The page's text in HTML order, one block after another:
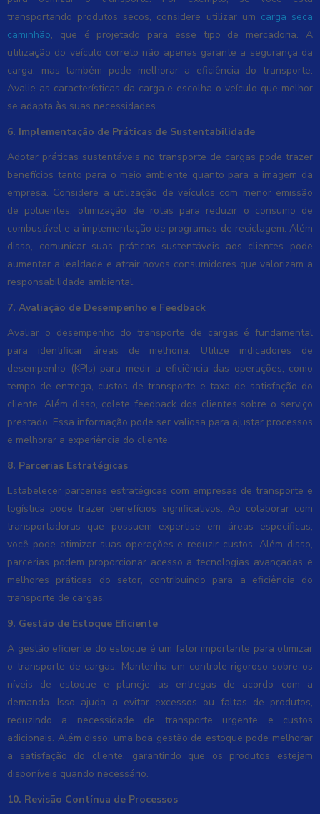
transportando produtos secos, considere utilizar um carga seca
caminhão, que é projetado para esse tipo de mercadoria. A
utilização do veículo correto não apenas garante a segurança da
carga, mas também pode melhorar a eficiência do transporte.
Avalie as características da carga e escolha o veículo que melhor
se adapta às suas necessidades.
6. Implementação de Práticas de Sustentabilidade
Adotar práticas sustentáveis no transporte de cargas pode trazer
benefícios tanto para o meio ambiente quanto para a imagem da
empresa. Considere a utilização de veículos com menor emissão
de poluentes, otimização de rotas para reduzir o consumo de
combustível e a implementação de programas de reciclagem. Além
disso, comunicar suas práticas sustentáveis aos clientes pode
aumentar a lealdade e atrair novos consumidores que valorizam a
responsabilidade ambiental.
7. Avaliação de Desempenho e Feedback
Avaliar o desempenho do transporte de cargas é fundamental
para identificar áreas de melhoria. Utilize indicadores de
desempenho (KPIs) para medir a eficiência das operações, como
tempo de entrega, custos de transporte e taxa de satisfação do
cliente. Além disso, colete feedback dos clientes sobre o serviço
prestado. Essa informação pode ser valiosa para ajustar processos
e melhorar a experiência do cliente.
8. Parcerias Estratégicas
Estabelecer parcerias estratégicas com empresas de transporte e
logística pode trazer benefícios significativos. Ao colaborar com
transportadoras que possuem expertise em áreas específicas,
você pode otimizar suas operações e reduzir custos. Além disso,
parcerias podem proporcionar acesso a tecnologias avançadas e
melhores práticas do setor, contribuindo para a eficiência do
transporte de cargas.
9. Gestão de Estoque Eficiente
A gestão eficiente do estoque é um fator importante para otimizar
o transporte de cargas. Mantenha um controle rigoroso sobre os
níveis de estoque e planeje as entregas de acordo com a
demanda. Isso ajuda a evitar excessos ou faltas de produtos,
reduzindo a necessidade de transporte urgente e custos
adicionais. Além disso, uma boa gestão de estoque pode melhorar
a satisfação do cliente, garantindo que os produtos estejam
disponíveis quando necessário.
10. Revisão Contínua de Processos